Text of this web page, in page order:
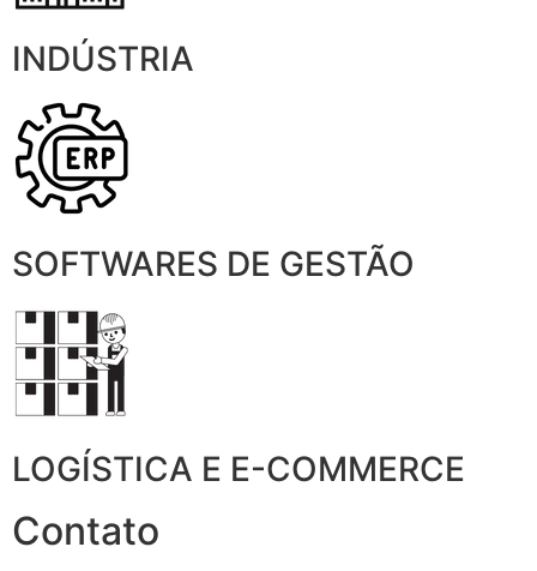
INDÚSTRIA
SOFTWARES DE GESTÃO
LOGÍSTICA E E-COMMERCE
Contato